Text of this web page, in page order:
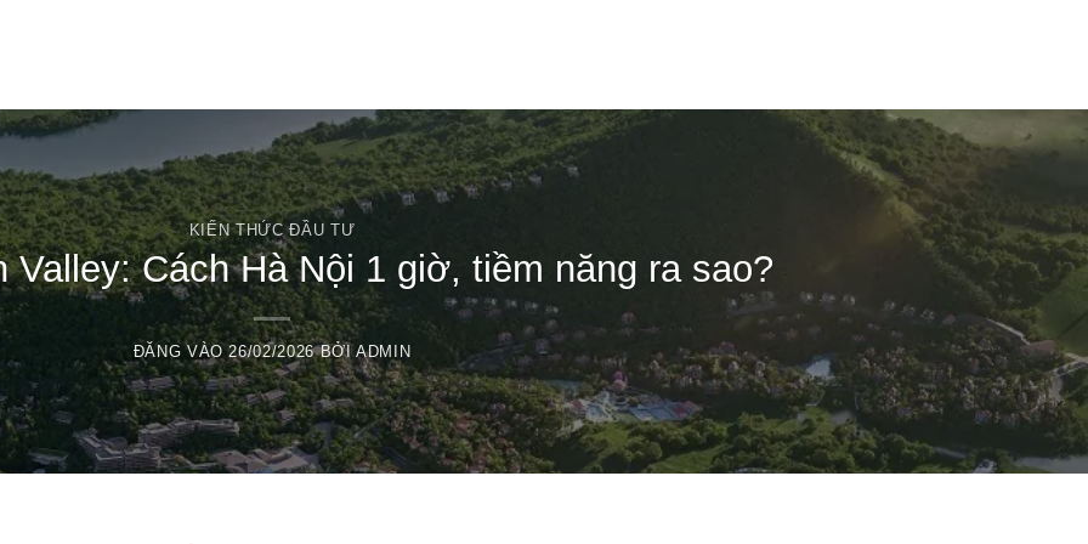
KIẾN THỨC ĐẦU TƯ
Cách Hà Nội 1 giờ, tiềm năng ra sao?
ĐĂNG VÀO26/02/2026 BỞIADMIN